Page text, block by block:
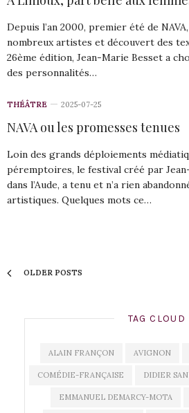
Depuis l’an 2000, premier été de
nombreux artistes et découvert des
26ème édition, Jean-Marie Besset a
des personnalités…
THÉÂTRE 2025-07-25
NAVA ou les promesses tenues
Loin des grands déploiements
péremptoires, le festival créé par
dans l’Aude, a tenu et n’a rien
artistiques. Quelques mots ce…
OLDER POSTS
TAG CLOUD
ALAIN FRANÇON AVIGNON
COMÉDIE-FRANÇAISE DIDIER
EMMANUEL DEMARCY-MOTA